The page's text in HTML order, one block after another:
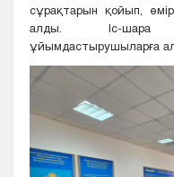
сұрақтарын қойып,
алды. Іс-шара
ұйымдастырушыларға